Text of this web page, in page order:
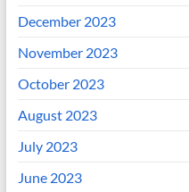
December 2023
November 2023
October 2023
August 2023
July 2023
June 2023